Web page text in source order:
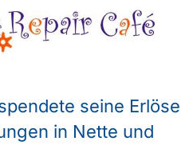
seine Erlöse
in Nette und